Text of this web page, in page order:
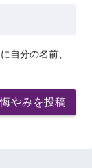
自分の名前、